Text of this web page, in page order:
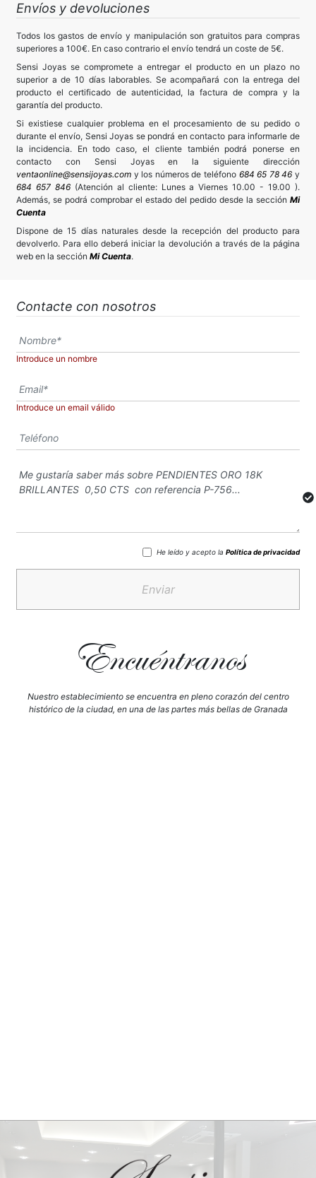
Envíos y devoluciones
Todos los gastos de envío y manipulación son gratuitos para compras
superiores a 100€. En caso contrario el envío tendrá un coste de 5€.
Sensi Joyas se compromete a entregar el producto en un plazo no
superior a de 10 días laborables. Se acompañará con la entrega del
producto el certificado de autenticidad, la factura de compra y la
garantía del producto.
Si existiese cualquier problema en el procesamiento de su pedido o
durante el envío, Sensi Joyas se pondrá en contacto para informarle de
la incidencia. En todo caso, el cliente también podrá ponerse en
contacto con Sensi Joyas en la siguiente dirección
ventaonline@sensijoyas.com y los números de teléfono 684 65 78 46 y
684 657 846(Atención al cliente: Lunes a Viernes 10.00 - 19.00 ).
Además, se podrá comprobar el estado del pedido desde la sección Mi
Cuenta
Dispone de 15 días naturales desde la recepción del producto para
devolverlo. Para ello deberá iniciar la devolución a través de la página
web en la sección Mi Cuenta.
Contacte con nosotros
Introduce un nombre
Introduce un email válido
He leído y acepto la Política de privacidad
Enviar
Encuéntranos
Nuestro establecimiento se encuentra en pleno corazón del centro
histórico de la ciudad, en una de las partes más bellas de Granada